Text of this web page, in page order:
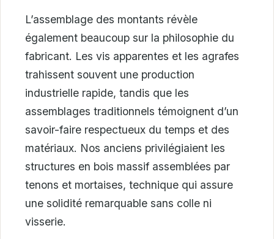
L’assemblage des montants révèle
également beaucoup sur la philosophie du
fabricant. Les vis apparentes et les agrafes
trahissent souvent une production
industrielle rapide, tandis que les
assemblages traditionnels témoignent d’un
savoir-faire respectueux du temps et des
matériaux. Nos anciens privilégiaient les
structures en bois massif assemblées par
tenons et mortaises, technique qui assure
une solidité remarquable sans colle ni
visserie.